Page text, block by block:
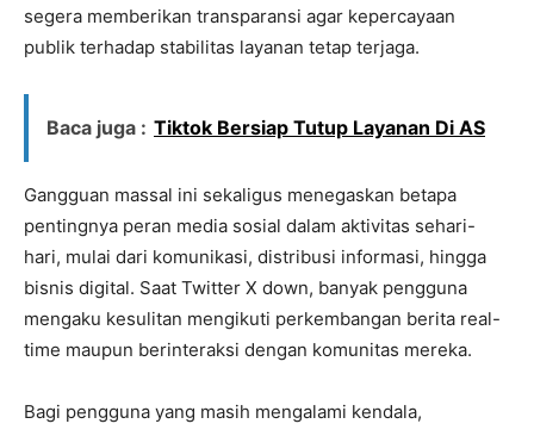
segera memberikan transparansi agar kepercayaan
publik terhadap stabilitas layanan tetap terjaga.
Baca juga : Tiktok Bersiap Tutup Layanan Di AS
Gangguan massal ini sekaligus menegaskan betapa
pentingnya peran media sosial dalam aktivitas sehari-
hari, mulai dari komunikasi, distribusi informasi, hingga
bisnis digital. Saat Twitter X down, banyak pengguna
mengaku kesulitan mengikuti perkembangan berita real-
time maupun berinteraksi dengan komunitas mereka.
Bagi pengguna yang masih mengalami kendala,